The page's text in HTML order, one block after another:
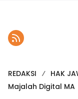
REDAKSI HAK
Majalah Digital MA